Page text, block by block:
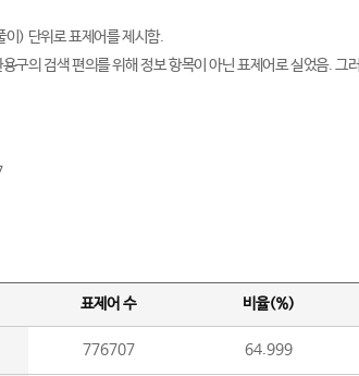
) 단위로 표제어를 제시함.
구의 검색 편의를 위해 정보 항목이 아닌 표제어로 실었음. 그
표제어 수 비율(%)
776707 64.999